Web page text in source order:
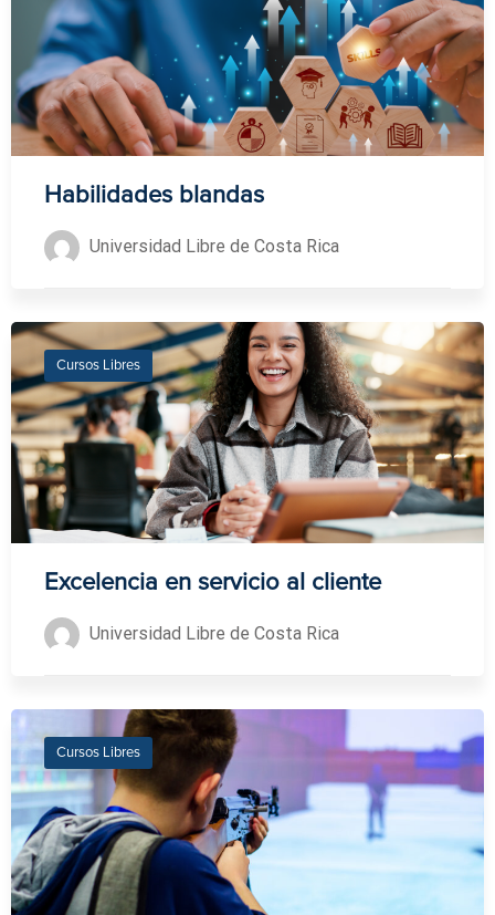
Habilidades blandas
Universidad Libre de Costa Rica
Cursos Libres
Excelencia en servicio al cliente
Universidad Libre de Costa Rica
Cursos Libres